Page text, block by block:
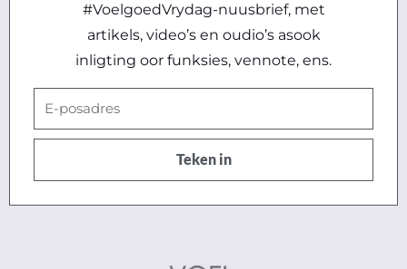
#VoelgoedVrydag-nuusbrief, met
artikels, video’s en oudio’s asook
inligting oor funksies, vennote, ens.
E-
posadres
Teken in